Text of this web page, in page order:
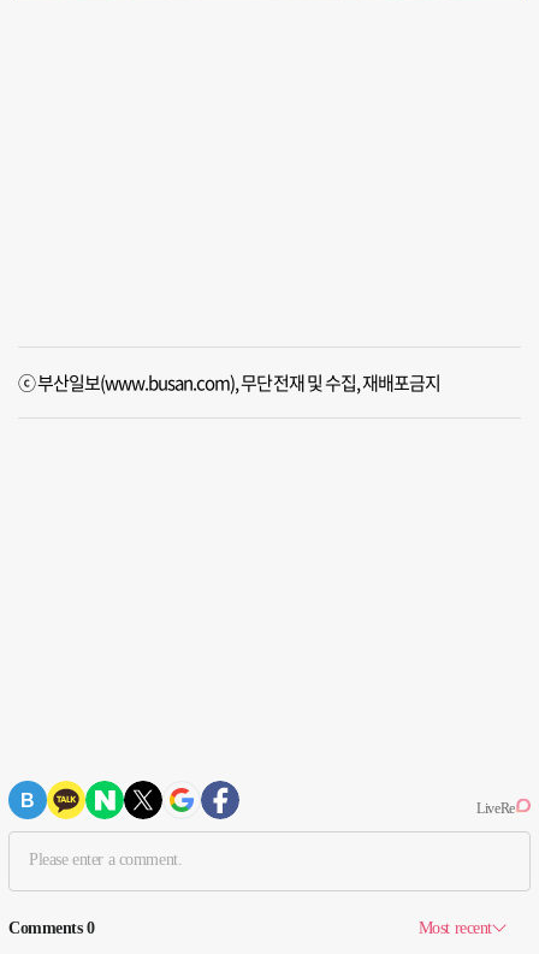
ⓒ 부산일보(www.busan.com), 무단전재 및 수집, 재배포금지